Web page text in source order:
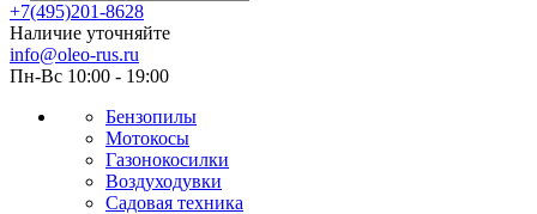
+7(495)201-8628
Наличие уточняйте
info@oleo-rus.ru
Пн-Вс 10:00 - 19:00
Бензопилы
Мотокосы
Газонокосилки
Воздуходувки
Садовая техника